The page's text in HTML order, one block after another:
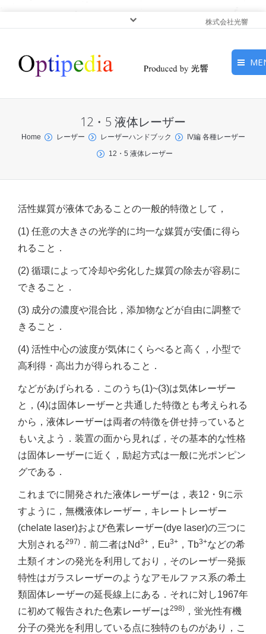
株式会社光響
ピックアップ
光基礎・光源
ン
サービス
12・5 液体レーザー
You are here:
Home レーザー レーザーハンドブック
IV編 各種レーザー
12・5 液体レーザー
活性媒質が液体であることの一般的特徴として，
(1) 任意の大きさの光学的に均一な媒質が安価に得ら
れること．
(2) 循環によって冷却や劣化した媒質の除去が容易に
できること．
(3) 成分の濃度や混合比，添加物などが自由に調整で
きること．
(4) 活性中心の波度が気体にくらべると高く，小型で
高利得・高出力が得られること．
などがあげられる．このうち(1)~(3)は気体レーザー
と，(4)は固体レーザーと共通した特徴とも考えられる
から，液体レーザーは両者の特徴を併せ持っていると
もいえよう．装置の面から見れば，その基本的な性格
は固体レーザーに近く，励起方式は一般に光ポンピン
グである．
これまでに開発された液体レーザーは，表12・9に示
すように，無機液体レーザー，キレートレーザー
(chelate laser)および色素レーザー(dye laser)の三つに
大別される297) ．前二者はNd3+ ，Eu3+ ，Tb3+などの希
土類イオンの発光を利用しており，そのレーザ一発振
特性はガラスレーザーのようなアモルファス系の希土
類固体レーザーの延長線上にある．それに対し1967年
に初めて報告された色素レーザーは298) ，蛍光性有機
分子の発光を利用している点に独特のものがあり，こ